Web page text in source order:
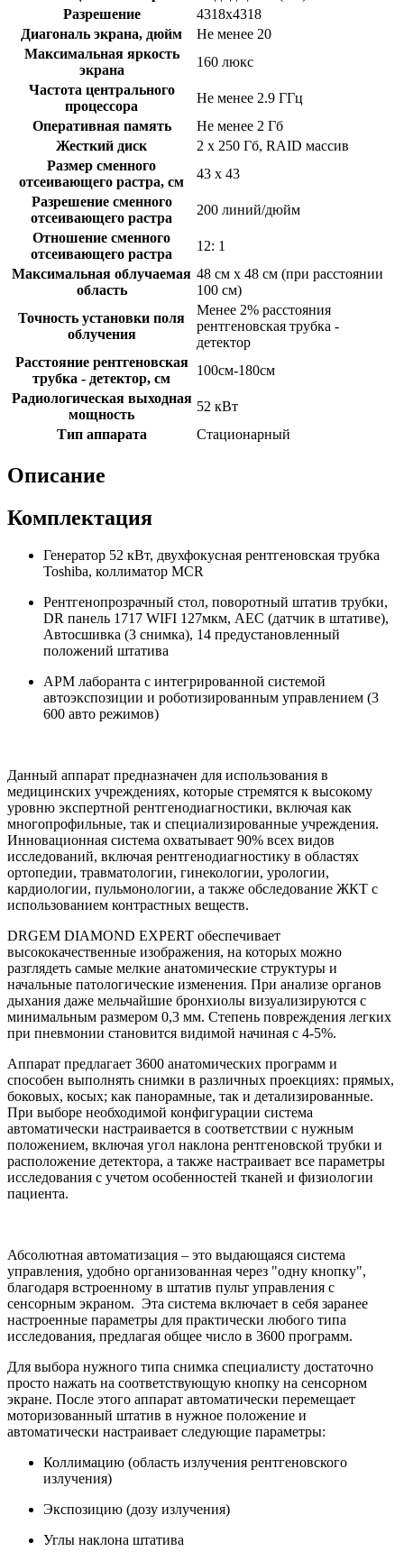
Разрешение
4318x4318
Диагональ экрана, дюйм
Не менее 20
Максимальная яркость
экрана
160 люкс
Частота центрального
процессора
Не менее 2.9 ГГц
Оперативная память
Не менее 2 Гб
Жесткий диск
2 х 250 Гб, RAID массив
Размер сменного
отсеивающего растра, см
43 х 43
Разрешение сменного
отсеивающего растра
200 линий/дюйм
Отношение сменного
отсеивающего растра
12: 1
Максимальная облучаемая
область
48 см х 48 см (при расстоянии
100 см)
Точность установки поля
облучения
Менее 2% расстояния
рентгеновская трубка -
детектор
Расстояние рентгеновская
трубка - детектор, см
100см-180см
Радиологическая выходная
мощность
52 кВт
Тип аппарата
Стационарный
Описание
Комплектация
Генератор 52 кВт, двухфокусная рентгеновская трубка
Toshiba, коллиматор MCR
Рентгенопрозрачный стол, поворотный штатив трубки,
DR панель 1717 WIFI 127мкм, AEC (датчик в штативе),
Автосшивка (3 снимка), 14 предустановленный
положений штатива
АРМ лаборанта с интегрированной системой
автоэкспозиции и роботизированным управлением (3
600 авто режимов)
Данный аппарат предназначен для использования в
медицинских учреждениях, которые стремятся к высокому
уровню экспертной рентгенодиагностики, включая как
многопрофильные, так и специализированные учреждения.
Инновационная система охватывает 90% всех видов
исследований, включая рентгенодиагностику в областях
ортопедии, травматологии, гинекологии, урологии,
кардиологии, пульмонологии, а также обследование ЖКТ с
использованием контрастных веществ.
DRGEM DIAMOND EXPERT обеспечивает
высококачественные изображения, на которых можно
разглядеть самые мелкие анатомические структуры и
начальные патологические изменения. При анализе органов
дыхания даже мельчайшие бронхиолы визуализируются с
минимальным размером 0,3 мм. Степень повреждения легких
при пневмонии становится видимой начиная с 4-5%.
Аппарат предлагает 3600 анатомических программ и
способен выполнять снимки в различных проекциях: прямых,
боковых, косых; как панорамные, так и детализированные.
При выборе необходимой конфигурации система
автоматически настраивается в соответствии с нужным
положением, включая угол наклона рентгеновской трубки и
расположение детектора, а также настраивает все параметры
исследования с учетом особенностей тканей и физиологии
пациента.
Абсолютная автоматизация – это выдающаяся система
управления, удобно организованная через "одну кнопку",
благодаря встроенному в штатив пульт управления с
сенсорным экраном. Эта система включает в себя заранее
настроенные параметры для практически любого типа
исследования, предлагая общее число в 3600 программ.
Для выбора нужного типа снимка специалисту достаточно
просто нажать на соответствующую кнопку на сенсорном
экране. После этого аппарат автоматически перемещает
моторизованный штатив в нужное положение и
автоматически настраивает следующие параметры:
Коллимацию (область излучения рентгеновского
излучения)
Экспозицию (дозу излучения)
Углы наклона штатива